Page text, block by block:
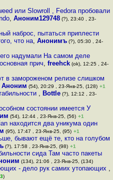
или Slowroll , Fedora пробовали
, Аноним129748(?), 23:40 , 23-
наброс, пытаться приплести
что на,Анонимъ (?), 05:30 , 24-
надумали На самом деле
прич, freehck(ok), 12:25 , 24-
в замороженом релизе слишком
Аноним (54), 20:29 , 23-Янв-25, (128) +1
, Bottle(?), 12:12 , 23-
состоянии имеется У
(54), 12:44 , 23-Янв-25, (56) +1
находится два уникума один
(95), 17:47 , 23-Янв-25, (95) +1
бывают ещё те, кто на голубом
(?), 17:58 , 23-Янв-25, (98) +1
сида Там часто пакеты
(134), 21:06 , 23-Янв-25, (134)
- дело рук самих утопающих ,
)